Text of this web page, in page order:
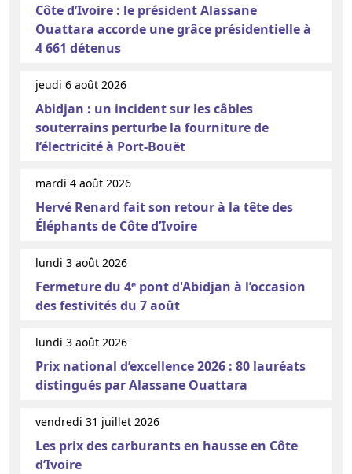
Côte d’Ivoire : le président Alassane
Ouattara accorde une grâce présidentielle à
4 661 détenus
jeudi 6 août 2026
Abidjan : un incident sur les câbles
souterrains perturbe la fourniture de
l’électricité à Port-Bouët
mardi 4 août 2026
Hervé Renard fait son retour à la tête des
Éléphants de Côte d’Ivoire
lundi 3 août 2026
Fermeture du 4ᵉ pont d'Abidjan à l’occasion
des festivités du 7 août
lundi 3 août 2026
Prix national d’excellence 2026 : 80 lauréats
distingués par Alassane Ouattara
vendredi 31 juillet 2026
Les prix des carburants en hausse en Côte
d’Ivoire